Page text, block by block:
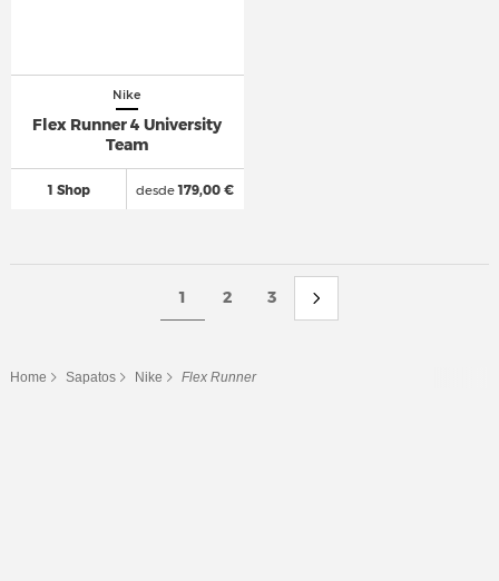
Nike
Flex Runner 4 University
Team
1 Shop desde179,00 €
1 2 3
Home Sapatos Nike Flex Runner